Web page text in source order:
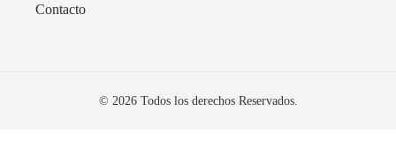
Contacto
© 2026 Todos los derechos Reservados.